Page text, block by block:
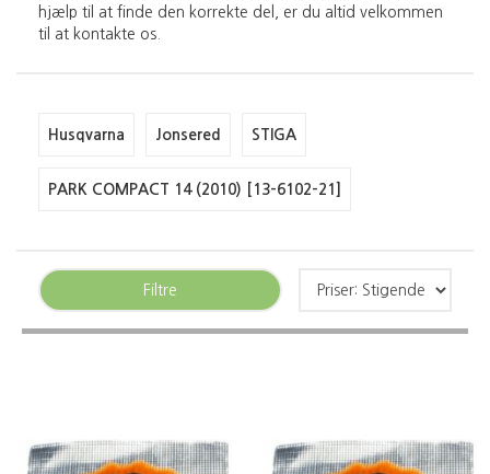
hjælp til at finde den korrekte del, er du altid velkommen
til at kontakte os.
Husqvarna Jonsered STIGA
PARK COMPACT 14 (2010) [13-6102-21]
Filtre